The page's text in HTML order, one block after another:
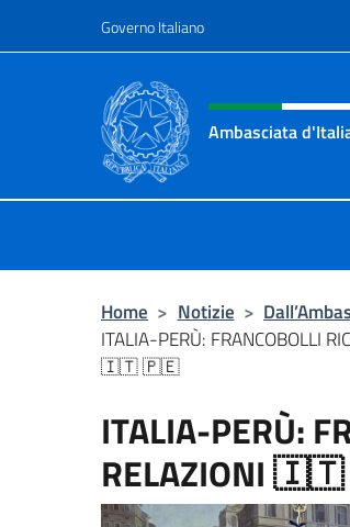
Governo Italiano
Intestazione sito,
Ambasciata
Home > Notizie >
ITALIA-PERÙ: FRANCOBOLLI
🇮🇹 🇵🇪
ITALIA-PERÙ:
RELAZIONI